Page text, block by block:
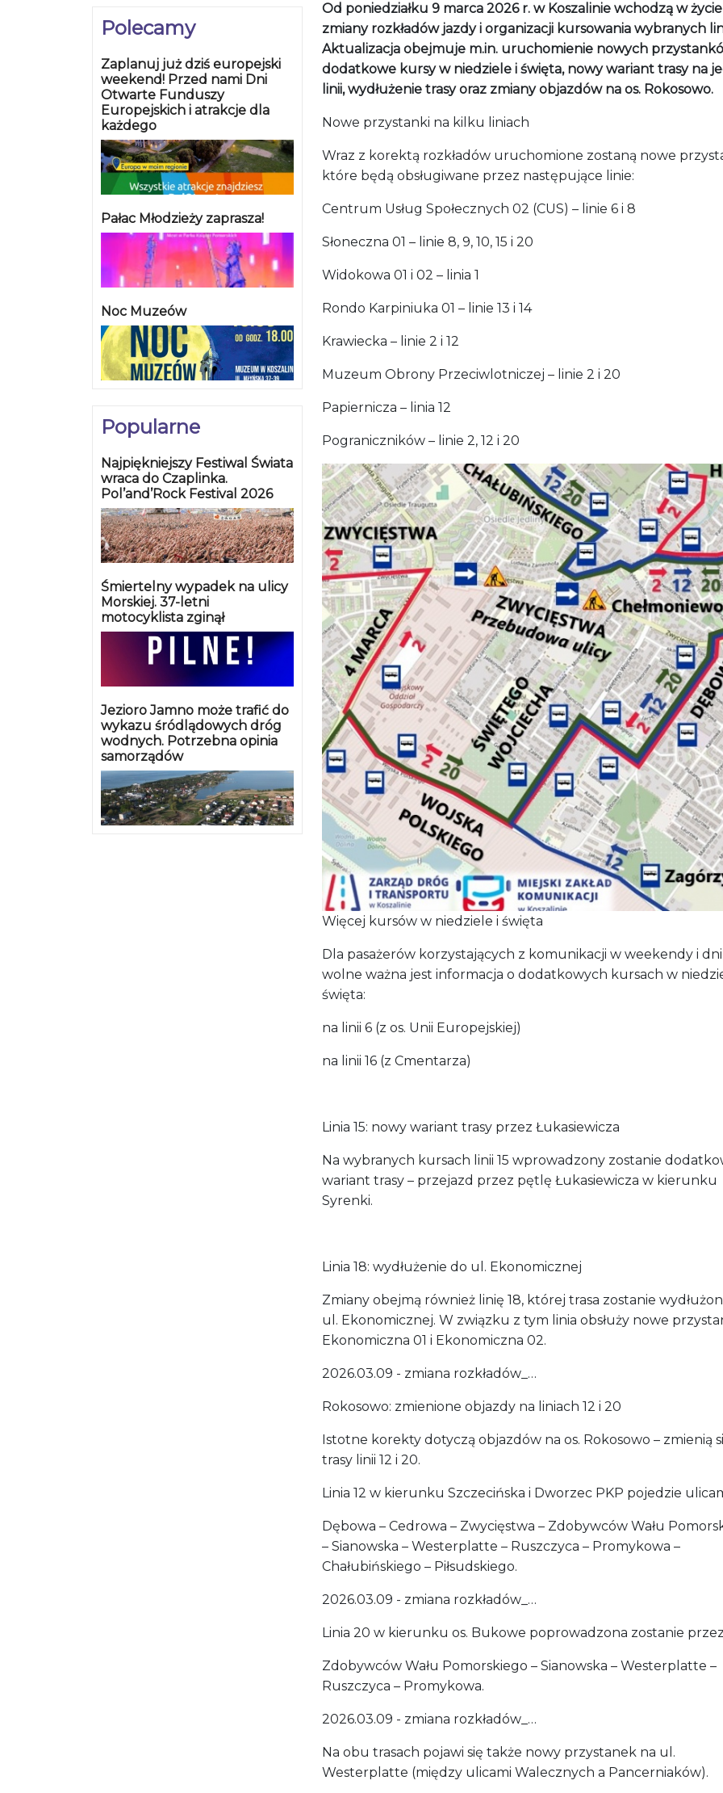
Polecamy
Zaplanuj już dziś europejski
weekend! Przed nami Dni
Otwarte Funduszy
Europejskich i atrakcje dla
każdego
Pałac Młodzieży zaprasza!
Noc Muzeów
Popularne
Najpiękniejszy Festiwal Świata
wraca do Czaplinka.
Pol’and’Rock Festival 2026
Śmiertelny wypadek na ulicy
Morskiej. 37-letni
motocyklista zginął
Jezioro Jamno może trafić do
wykazu śródlądowych dróg
wodnych. Potrzebna opinia
samorządów
Od poniedziałku 9 marca 2026 r. w Koszalinie wchodzą w życie
zmiany rozkładów jazdy i organizacji kursowania wybranych
Aktualizacja obejmuje m.in. uruchomienie nowych
dodatkowe kursy w niedziele i święta, nowy wariant trasy na
linii, wydłużenie trasy oraz zmiany objazdów na os. Rokosowo.
Nowe przystanki na kilku liniach
Wraz z korektą rozkładów uruchomione zostaną nowe
które będą obsługiwane przez następujące linie:
Centrum Usług Społecznych 02 (CUS) – linie 6 i 8
Słoneczna 01 – linie 8, 9, 10, 15 i 20
Widokowa 01 i 02 – linia 1
Rondo Karpiniuka 01 – linie 13 i 14
Krawiecka – linie 2 i 12
Muzeum Obrony Przeciwlotniczej – linie 2 i 20
Papiernicza – linia 12
Pograniczników – linie 2, 12 i 20
Więcej kursów w niedziele i święta
Dla pasażerów korzystających z komunikacji w weekendy i dni
wolne ważna jest informacja o dodatkowych kursach w
święta:
na linii 6 (z os. Unii Europejskiej)
na linii 16 (z Cmentarza)
Linia 15: nowy wariant trasy przez Łukasiewicza
Na wybranych kursach linii 15 wprowadzony zostanie
wariant trasy – przejazd przez pętlę Łukasiewicza w kierunku
Syrenki.
Linia 18: wydłużenie do ul. Ekonomicznej
Zmiany obejmą również linię 18, której trasa zostanie
ul. Ekonomicznej. W związku z tym linia obsłuży nowe
Ekonomiczna 01 i Ekonomiczna 02.
2026.03.09 - zmiana rozkładów_…
Rokosowo: zmienione objazdy na liniach 12 i 20
Istotne korekty dotyczą objazdów na os. Rokosowo – zmienią
trasy linii 12 i 20.
Linia 12 w kierunku Szczecińska i Dworzec PKP pojedzie
Dębowa – Cedrowa – Zwycięstwa – Zdobywców Wału
– Sianowska – Westerplatte – Ruszczyca – Promykowa –
Chałubińskiego – Piłsudskiego.
2026.03.09 - zmiana rozkładów_…
Linia 20 w kierunku os. Bukowe poprowadzona zostanie
Zdobywców Wału Pomorskiego – Sianowska – Westerplatte –
Ruszczyca – Promykowa.
2026.03.09 - zmiana rozkładów_…
Na obu trasach pojawi się także nowy przystanek na ul.
Westerplatte (między ulicami Walecznych a Pancerniaków).